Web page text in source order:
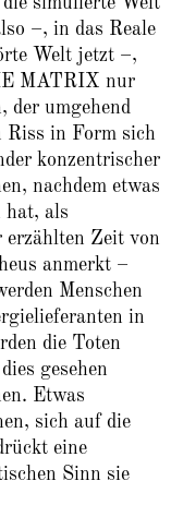
–, in das Reale
Welt jetzt –,
MATRIX nur
der umgehend
Riss in Form sich
konzentrischer
nachdem etwas
hat, als
erzählten Zeit von
anmerkt –
Menschen
in
die Toten
gesehen
Etwas
sich auf die
eine
Sinn sie